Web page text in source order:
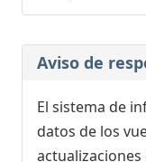
Aviso de
El sistema de
datos de los